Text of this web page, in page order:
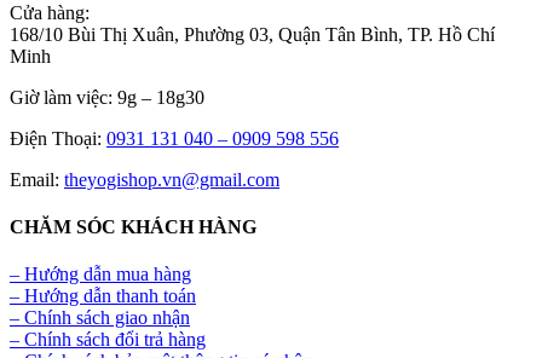
Cửa hàng:
168/10 Bùi Thị Xuân, Phường 03, Quận Tân Bình, TP. Hồ Chí
Minh
Giờ làm việc: 9g – 18g30
Điện Thoại: 0931 131 040 – 0909 598 556
Email: theyogishop.vn@gmail.com
CHĂM SÓC KHÁCH HÀNG
– Hướng dẫn mua hàng
– Hướng dẫn thanh toán
– Chính sách giao nhận
– Chính sách đổi trả hàng